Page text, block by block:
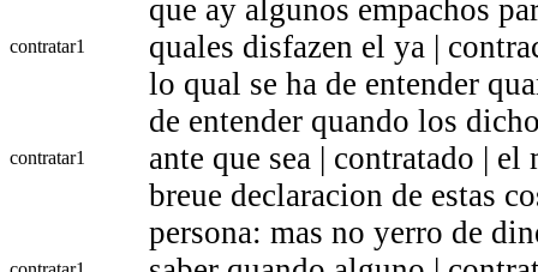
contratar1
que ay algunos empachos
quales disfazen el ya |
lo qual se ha de entender
contratar1
de entender quando los
ante que sea | contratado |
breue declaracion de estas
persona: mas no yerro de